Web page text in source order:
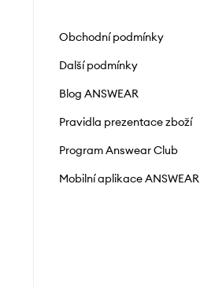
Obchodní podmínky
Další podmínky
Blog ANSWEAR
Pravidla prezentace zboží
Program Answear Club
Mobilní aplikace ANSWEAR